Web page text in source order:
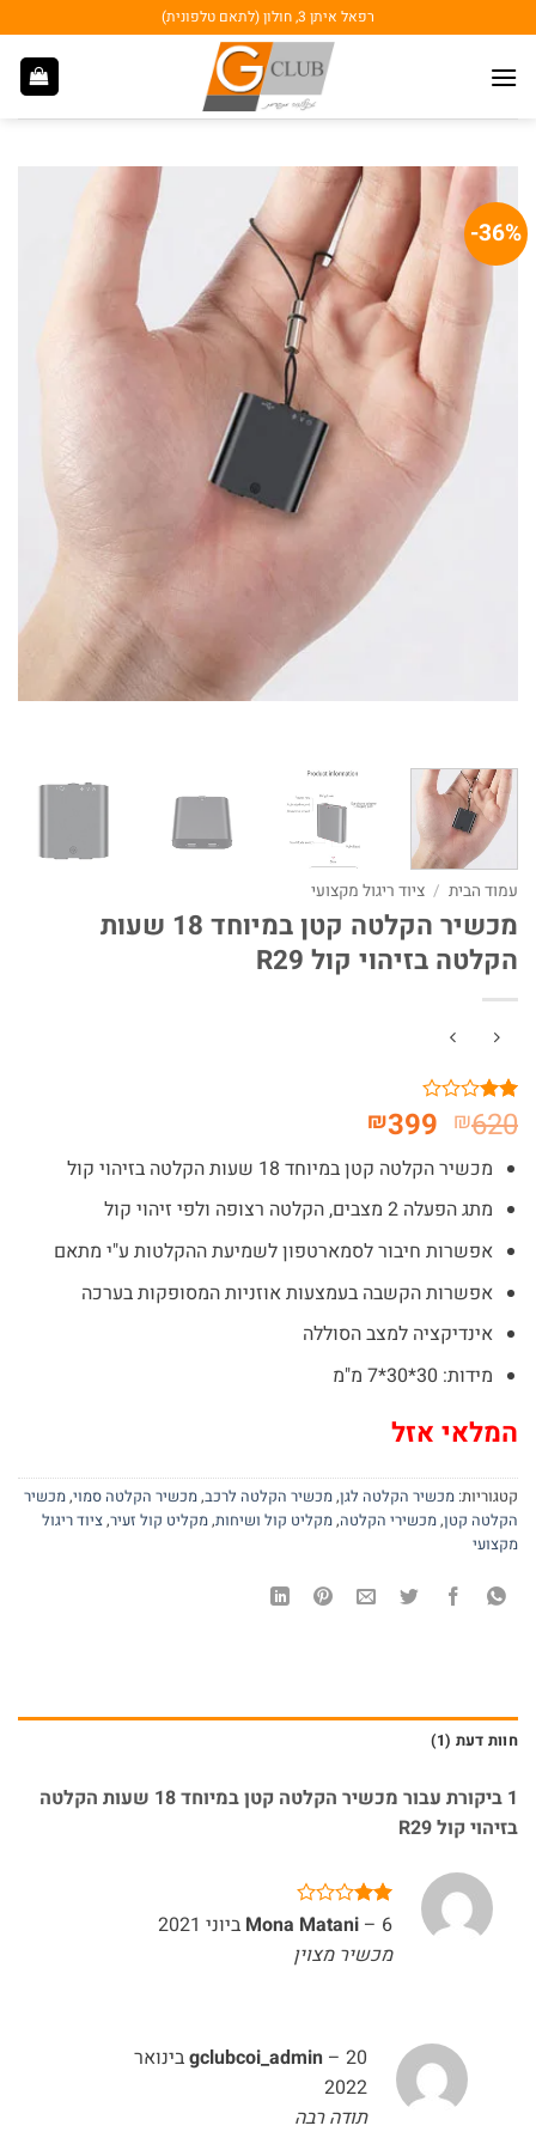
to
content
רפאל איתן 3, חולון (לתאם טלפונית)
36%-
עמוד הבית / ציוד ריגול מקצועי
מכשיר הקלטה קטן במיוחד 18 שעות
הקלטה בזיהוי קול R29
מדורג
2
5
על
1
של
₪620 המחיר
המקורי
היה:
₪620.
₪399
הנוכחי
הוא:
₪399.
מכשיר הקלטה קטן במיוחד 18 שעות הקלטה בזיהוי קול
מתג הפעלה 2 מצבים, הקלטה רצופה ולפי זיהוי קול
אפשרות חיבור לסמארטפון לשמיעת ההקלטות ע"י מתאם
אפשרות הקשבה בעמצעות אוזניות המסופקות בערכה
אינדיקציה למצב הסוללה
מידות: 30*30*7 מ"מ
המלאי אזל
קטגוריות: מכשיר הקלטה לגן,מכשיר הקלטה לרכב,מכשיר הקלטה סמוי,מכשיר
הקלטה קטן,מכשירי הקלטה,מקליט קול ושיחות,מקליט קול זעיר,ציוד ריגול
מקצועי
חוות דעת (1)
1 ביקורת עבור
מכשיר הקלטה קטן במיוחד 18 שעות הקלטה
בזיהוי קול R29
דורג
מתוך
Mona Matani – 6 ביוני 2021
מכשיר מצוין
gclubcoi_admin –
20 בינואר
2022
תודה רבה